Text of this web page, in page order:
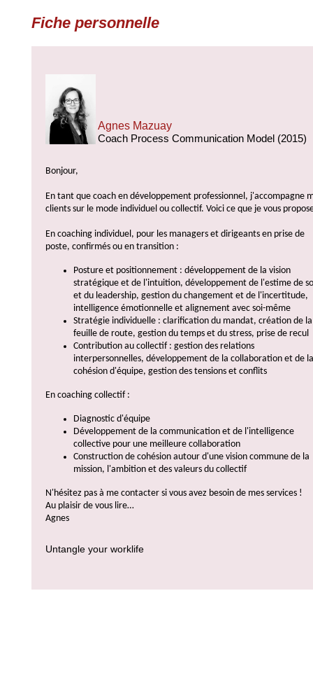
Fiche personnelle
Agnes Mazuay
Coach Process Communication Model (2015)
Bonjour,
En tant que coach en développement professionnel, j'accompagne
clients sur le mode individuel ou collectif. Voici ce que je vous
En coaching individuel, pour les managers et dirigeants en prise de
poste, confirmés ou en transition :
Posture et positionnement : développement de la vision
stratégique et de l'intuition, développement de l'estime de
et du leadership, gestion du changement et de l'incertitude,
intelligence émotionnelle et alignement avec soi-même
Stratégie individuelle : clarification du mandat, création de la
feuille de route, gestion du temps et du stress, prise de recul
Contribution au collectif : gestion des relations
interpersonnelles, développement de la collaboration et de la
cohésion d'équipe, gestion des tensions et conflits
En coaching collectif :
Diagnostic d'équipe
Développement de la communication et de l'intelligence
collective pour une meilleure collaboration
Construction de cohésion autour d'une vision commune de la
mission, l'ambition et des valeurs du collectif
N'hésitez pas à me contacter si vous avez besoin de mes services !
Au plaisir de vous lire…
Agnes
Untangle your worklife